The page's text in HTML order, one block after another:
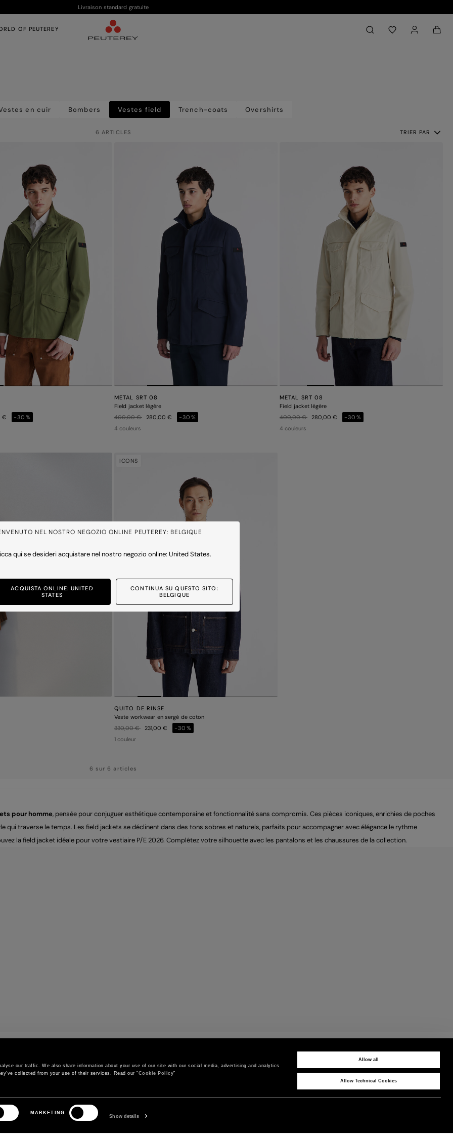
our traffic. We also share information about your use of our site with our social media, advertising and analytics
collected from your use of their services. Read our "Cookie Policy"
MARKETING
Show details
Allow all
Allow Technical Cookies
Livraison standard gratuite
OF PEUTEREY Back to My Account
NEL NOSTRO NEGOZIO ONLINE PEUTEREY: BELGIQUE
qui se desideri acquistare nel nostro negozio online: United States.
ACQUISTA ONLINE: UNITED
STATES
CONTINUA SU QUESTO SITO:
BELGIQUE
en cuir Bombers Vestes field Trench-coats Overshirts
6 ARTICLES TRIER PAR
€ -30%
METAL SRT 08
Field jacket légère
Prix réduit de
400,00 €à 280,00 €
-30%
4 couleurs
METAL SRT 08
Field jacket légère
Prix réduit de
400,00 €à 280,00 €
-30%
4 couleurs
ICONS
QUITO DE RINSE
Veste workwear en sergé de coton
Prix réduit de
330,00 €à 231,00 €
-30%
1 couleur
6 sur 6 articles
pour homme, pensée pour conjuguer esthétique contemporaine et fonctionnalité sans compromis. Ces pièces iconiques, enrichies de poches
qui traverse le temps. Les field jackets se déclinent dans des tons sobres et naturels, parfaits pour accompagner avec élégance le rythme
la field jacket idéale pour votre vestiaire P/E 2026. Complétez votre silhouette avec les pantalons et les chaussures de la collection.
CUSTOMER CARE
Appelez-nous
Commandes et expéditions